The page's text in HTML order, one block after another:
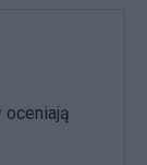
oceniają